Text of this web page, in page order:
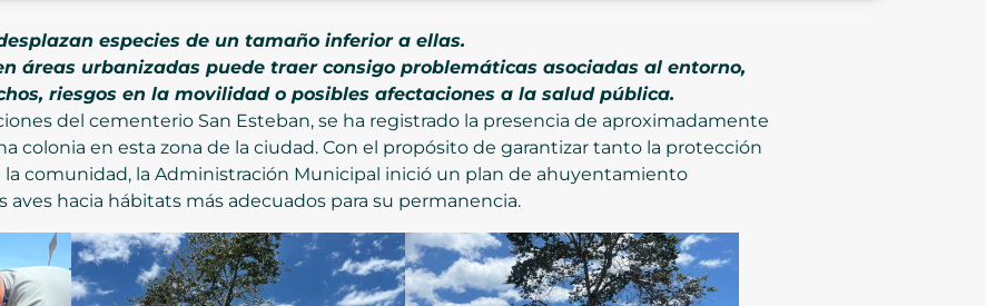
especies de un tamaño inferior a ellas.
áreas urbanizadas puede traer consigo problemáticas asociadas al entorno,
riesgos en la movilidad o posibles afectaciones a la salud pública.
del cementerio San Esteban, se ha registrado la presencia de aproximadamente
colonia en esta zona de la ciudad. Con el propósito de garantizar tanto la protección
comunidad, la Administración Municipal inició un plan de ahuyentamiento
aves hacia hábitats más adecuados para su permanencia.